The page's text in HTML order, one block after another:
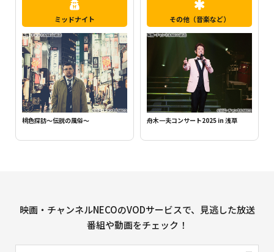
ミッドナイト
桃色探訪～伝説の風俗～
その他（音楽など）
舟木一夫コンサート2025 in 浅草
映画・チャンネルNECOのVODサービスで、見逃した放送
番組や動画をチェック！